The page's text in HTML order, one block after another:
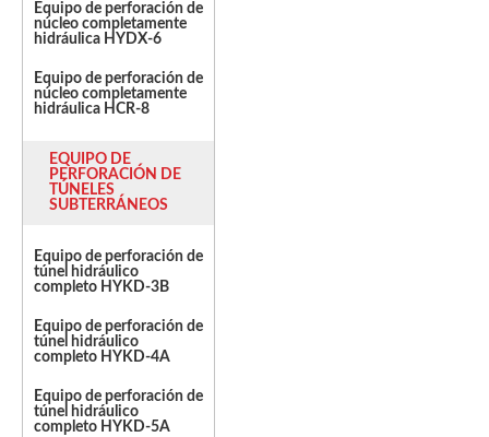
Equipo de perforación de
núcleo completamente
hidráulica HYDX-6
Equipo de perforación de
núcleo completamente
hidráulica HCR-8
EQUIPO DE
PERFORACIÓN DE
TÚNELES
SUBTERRÁNEOS
Equipo de perforación de
túnel hidráulico
completo HYKD-3B
Equipo de perforación de
túnel hidráulico
completo HYKD-4A
Equipo de perforación de
túnel hidráulico
completo HYKD-5A